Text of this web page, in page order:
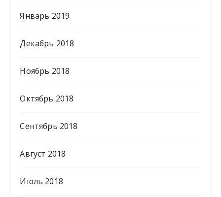
Январь 2019
Декабрь 2018
Ноябрь 2018
Октябрь 2018
Сентябрь 2018
Август 2018
Июль 2018